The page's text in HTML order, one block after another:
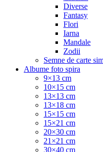
Diverse
Fantasy
Flori
Iarna
Mandale
Zodii
Semne de carte
Albume foto spira
9×13 cm
10×15 cm
13×13 cm
13×18 cm
15×15 cm
15×21 cm
20×30 cm
21×21 cm
30×40 cm